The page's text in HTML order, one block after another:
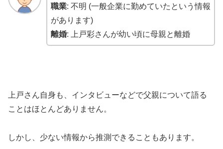
職業: 不明 (一般企業に勤めていたという情報
があります)
離婚: 上戸彩さんが幼い頃に母親と離婚
上戸さん自身も、インタビューなどで父親について語る
ことはほとんどありません。
しかし、少ない情報から推測できることもあります。